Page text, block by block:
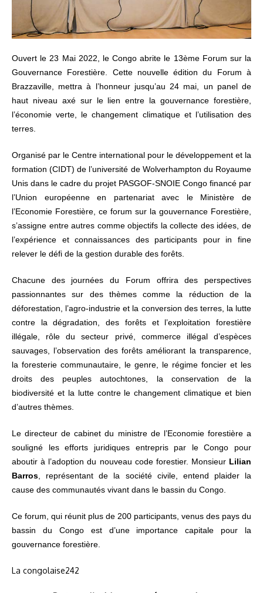
Ouvert le 23 Mai 2022, le Congo abrite le 13ème Forum sur la
Gouvernance Forestière. Cette nouvelle édition du Forum à
Brazzaville, mettra à l’honneur jusqu’au 24 mai, un panel de
haut niveau axé sur le lien entre la gouvernance forestière,
l’économie verte, le changement climatique et l’utilisation des
terres.
Organisé par le Centre international pour le développement et la
formation (CIDT) de l’université de Wolverhampton du Royaume
Unis dans le cadre du projet PASGOF-SNOIE Congo financé par
l’Union européenne en partenariat avec le Ministère de
l’Economie Forestière, ce forum sur la gouvernance Forestière,
s’assigne entre autres comme objectifs la collecte des idées, de
l’expérience et connaissances des participants pour in fine
relever le défi de la gestion durable des forêts.
Chacune des journées du Forum offrira des perspectives
passionnantes sur des thèmes comme la réduction de la
déforestation, l’agro-industrie et la conversion des terres, la lutte
contre la dégradation, des forêts et l’exploitation forestière
illégale, rôle du secteur privé, commerce illégal d’espèces
sauvages, l’observation des forêts améliorant la transparence,
la foresterie communautaire, le genre, le régime foncier et les
droits des peuples autochtones, la conservation de la
biodiversité et la lutte contre le changement climatique et bien
d’autres thèmes.
Le directeur de cabinet du ministre de l’Economie forestière a
souligné les efforts juridiques entrepris par le Congo pour
aboutir à l’adoption du nouveau code forestier. Monsieur Lilian
Barros , représentant de la société civile, entend plaider la
cause des communautés vivant dans le bassin du Congo.
Ce forum, qui réunit plus de 200 participants, venus des pays du
bassin du Congo est d’une importance capitale pour la
gouvernance forestière.
La congolaise242